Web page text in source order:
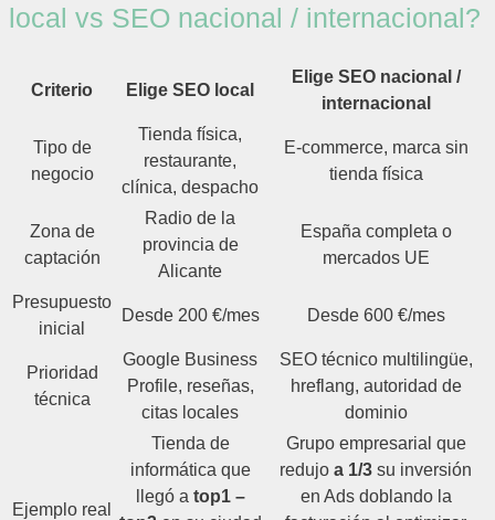
local vs SEO nacional / internacional?
Criterio Elige SEO local
Elige SEO nacional /
internacional
Tipo de
negocio
Tienda física,
restaurante,
clínica, despacho
E-commerce, marca sin
tienda física
Zona de
captación
Radio de la
provincia de
Alicante
España completa o
mercados UE
Presupuesto
inicial
Desde 200 €/mes Desde 600 €/mes
Prioridad
técnica
Google Business
Profile, reseñas,
citas locales
SEO técnico multilingüe,
hreflang, autoridad de
dominio
Ejemplo real
Tienda de
informática que
llegó a top1 –
Grupo empresarial que
redujo a 1/3 su inversión
en Ads doblando la